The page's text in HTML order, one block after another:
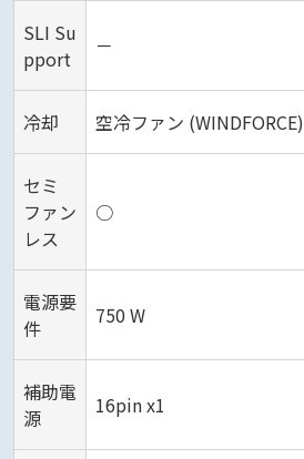
SLI Su
pport
－
冷却 空冷ファン (WINDFORCE)
セミ
ファン
レス
○
電源要
件
750 W
補助電
源
16pin x1